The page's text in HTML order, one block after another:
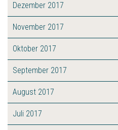
Dezember 2017
November 2017
Oktober 2017
September 2017
August 2017
Juli 2017